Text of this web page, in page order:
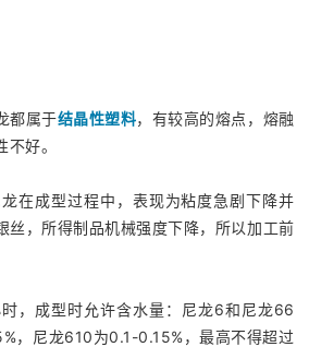
都属于结晶性塑料，有较高的熔点，熔融
好。
在成型过程中，表现为粘度急剧下降并
丝，所得制品机械强度下降，所以加工前
，成型时允许含水量：尼龙6和尼龙66
，尼龙610为0.1-0.15%，最高不得超过